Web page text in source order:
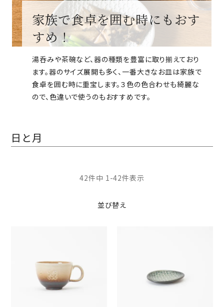
家族で食卓を囲む時にもおす
すめ！
湯呑みや茶碗など、器の種類を豊富に取り揃えており
ます。器のサイズ展開も多く、一番大きなお皿は家族で
食卓を囲む時に重宝します。３色の色合わせも綺麗な
ので、色違いで使うのもおすすめです。
日と月
並び替え
42件中 1 -42件表示